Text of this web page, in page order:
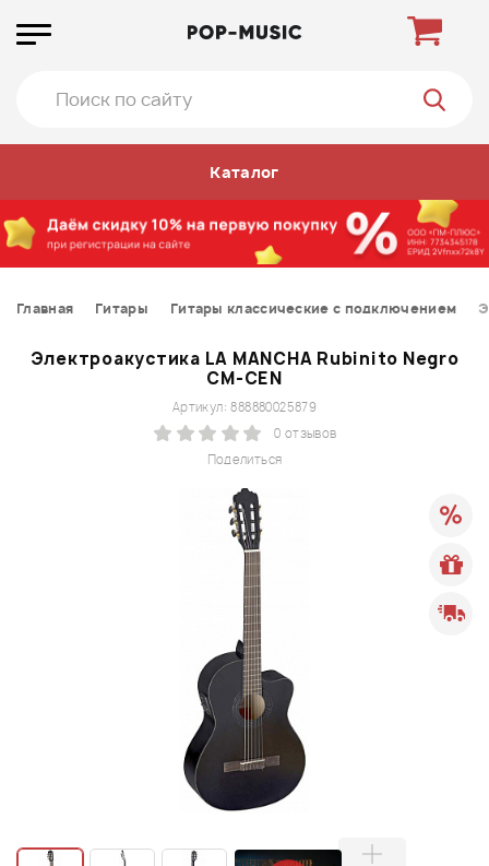
Каталог
Главная Гитары Гитары классические с подключением
Электроакустика LA MANCHA Rubinito Negro
CM-CEN
Поделиться
Артикул: 888880025879
0 отзывов